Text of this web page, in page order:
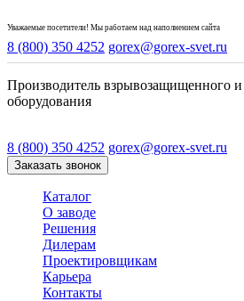
Уважаемые посетители! Мы работаем над наполнением сайта
8 (800) 350 4252 gorex@gorex-svet.ru
Производитель взрывозащищенного
оборудования
8 (800) 350 4252 gorex@gorex-svet.ru
Заказать звонок
Каталог
О заводе
Решения
Дилерам
Проектировщикам
Карьера
Контакты